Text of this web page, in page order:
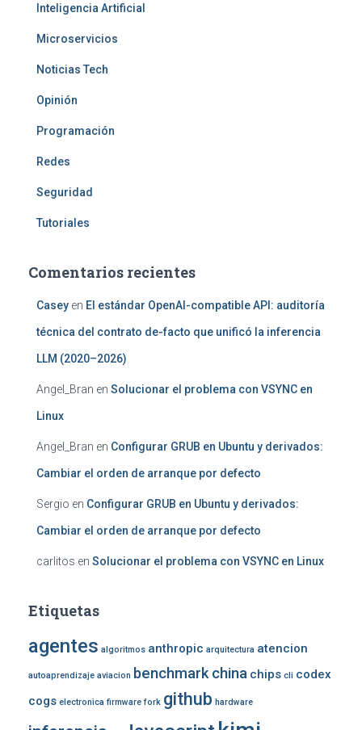
Inteligencia Artificial
Microservicios
Noticias Tech
Opinión
Programación
Redes
Seguridad
Tutoriales
Comentarios recientes
Casey en El estándar OpenAI-compatible API: auditoría
técnica del contrato de-facto que unificó la inferencia
LLM (2020–2026)
Angel_Bran en Solucionar el problema con VSYNC en
Linux
Angel_Bran en Configurar GRUB en Ubuntu y derivados:
Cambiar el orden de arranque por defecto
Sergio en Configurar GRUB en Ubuntu y derivados:
Cambiar el orden de arranque por defecto
carlitos en Solucionar el problema con VSYNC en Linux
Etiquetas
agentes algoritmos anthropic arquitectura atencion
autoaprendizaje aviacion benchmarkchina chips cli codex
cogs electronica firmware fork github hardware